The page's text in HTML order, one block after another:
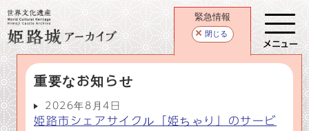
緊急情報
閉じる
重要なお知らせ
2026年8月4日
姫路市シェアサイクル「姫ちゃり」のサービ
メニュー